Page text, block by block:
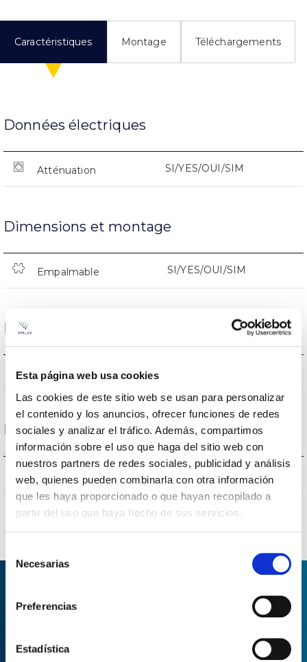
Esta página web usa cookies
Las cookies de este sitio web se usan para personalizar
el contenido y los anuncios, ofrecer funciones de redes
sociales y analizar el tráfico. Además, compartimos
información sobre el uso que haga del sitio web con
nuestros partners de redes sociales, publicidad y análisis
web, quienes pueden combinarla con otra información
que les haya proporcionado o que hayan recopilado a
partir del uso que haya hecho de sus servicios.
Necesarias
Preferencias
Estadística
Caractéristiques Montage Téléchargements
Données électriques
Atténuation SI/YES/OUI/SIM
Dimensions et montage
Empalmable SI/YES/OUI/SIM
Logement et finition
IK Protection contre des impacts
Protections
Protection surfaces SI/YES/OUI/SIM